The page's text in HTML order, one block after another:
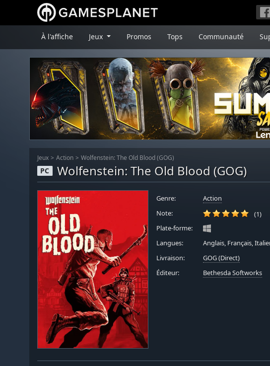
À l'affiche Jeux Promos Tops Communauté
Jeux Action Wolfenstein: The Old Blood (GOG)
PC Wolfenstein: The Old Blood (GOG)
Genre:
Action
Note:
(1)
Plate-forme:
Langues:
Anglais, Français,
Livraison:
GOG (Direct)
Éditeur:
Bethesda Softworks